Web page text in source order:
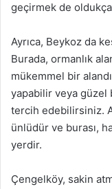
geçirmek de
Ayrıca, Beykoz da
Burada, ormanlık
mükemmel bir
yapabilir veya güzel
tercih edebilirsiniz.
ünlüdür ve burası,
yerdir.
Çengelköy, sakin